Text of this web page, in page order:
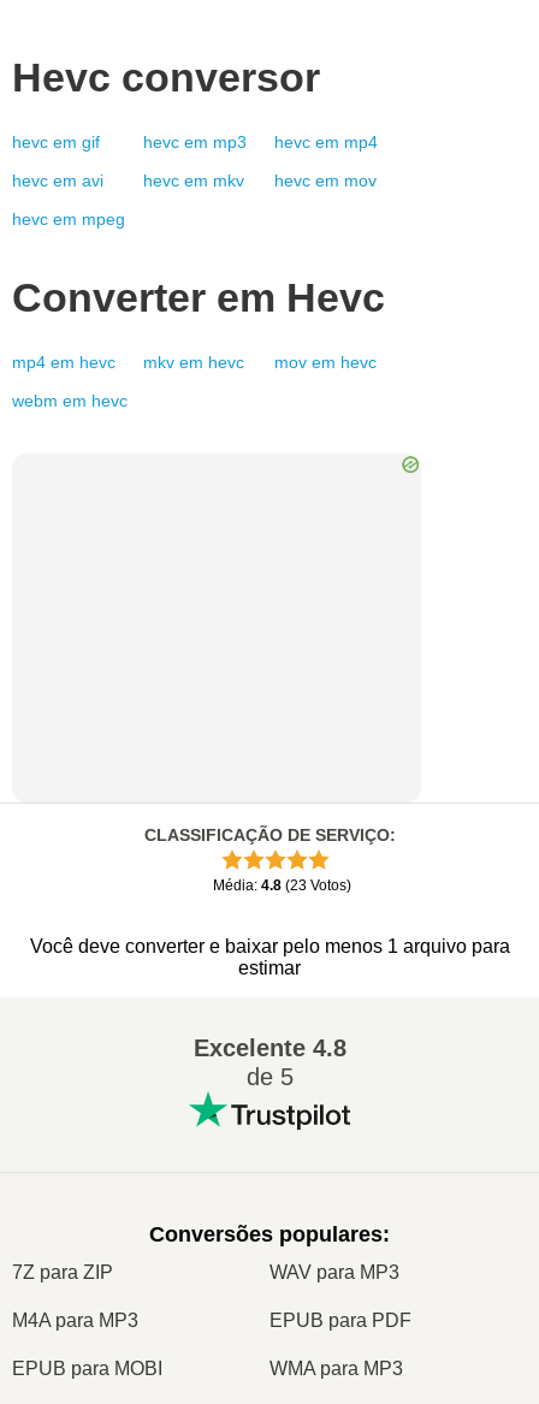
Hevc conversor
hevc em gif hevc em mp3 hevc em mp4
hevc em avi hevc em mkv hevc em mov
hevc em mpeg
Converter em Hevc
mp4 em hevc mkv em hevc mov em hevc
webm em hevc
CLASSIFICAÇÃO DE SERVIÇO:
Média: 4.8 (23 Votos)
Você deve converter e baixar pelo menos 1 arquivo para
estimar
Excelente4.8
de 5
Conversões populares:
7Z para ZIP WAV para MP3
M4A para MP3 EPUB para PDF
EPUB para MOBI WMA para MP3